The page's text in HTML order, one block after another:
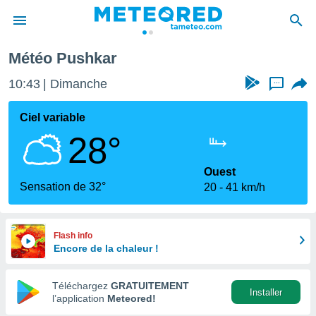
de
en
Météo Pushkar
10:43 Dimanche ...
Ciel variable
28°
Sensation de 32°
Ouest
20
41 km/h
Flash info
Encore de la chaleur !
Téléchargez GRATUITEMENT
l’application Meteored!
Installer